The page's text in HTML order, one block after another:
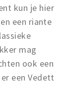
kun je hier
een riante
mag
ook een
een Vedett